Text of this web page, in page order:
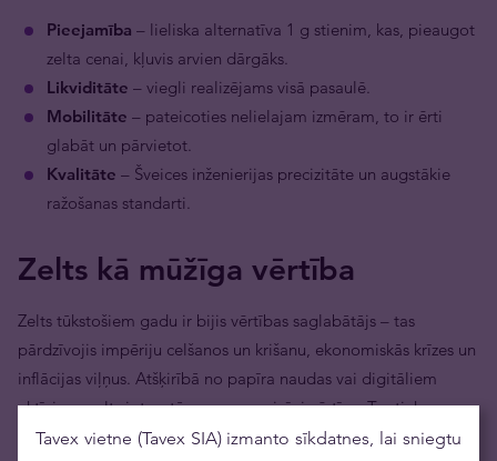
Pieejamība – lieliska alternatīva 1 g stienim, kas, pieaugot
zelta cenai, kļuvis arvien dārgāks.
Likviditāte – viegli realizējams visā pasaulē.
Mobilitāte – pateicoties nelielajam izmēram, to ir ērti
glabāt un pārvietot.
Kvalitāte – Šveices inženierijas precizitāte un augstākie
ražošanas standarti.
Zelts kā mūžīga vērtība
Zelts tūkstošiem gadu ir bijis vērtības saglabātājs – tas
pārdzīvojis impēriju celšanos un krišanu, ekonomiskās krīzes un
inflācijas viļņus. Atšķirībā no papīra naudas vai digitāliem
aktīviem, zelts ir taustāms un nemainīgi vērtīgs. Tas tiek
uzskatīts parmiera ostu, kas sniedz pārliecību un stabilitāti
Tavex vietne (Tavex SIA) izmanto sīkdatnes, lai sniegtu